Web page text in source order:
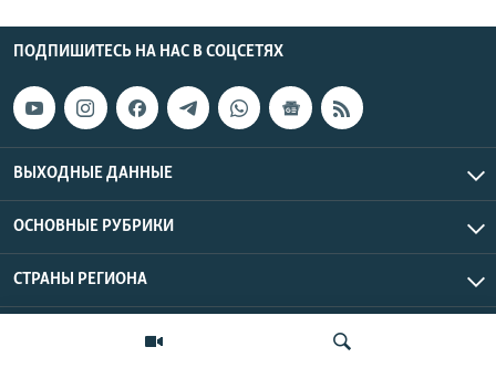
ПОДПИШИТЕСЬ НА НАС В СОЦСЕТЯХ
ВЫХОДНЫЕ ДАННЫЕ
ОСНОВНЫЕ РУБРИКИ
СТРАНЫ РЕГИОНА
Азаттык Азия © 2026 RFE/RL, Inc. | Все права защищены.